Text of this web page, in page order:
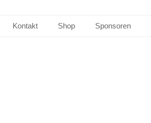
Kontakt Shop Sponsoren